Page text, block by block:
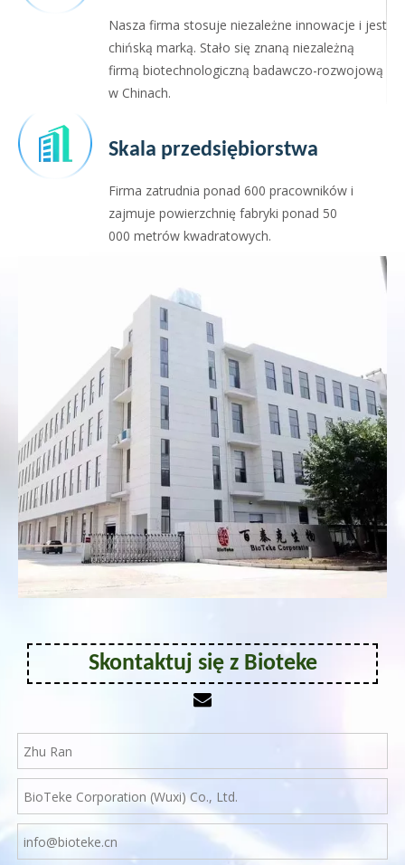
Nasza firma stosuje niezależne innowacje i jest
chińską marką. Stało się znaną niezależną
firmą biotechnologiczną badawczo-rozwojową
w Chinach.
Skala przedsiębiorstwa
Firma zatrudnia ponad 600 pracowników i
zajmuje powierzchnię fabryki ponad 50
000 metrów kwadratowych.
Skontaktuj się z Bioteke
